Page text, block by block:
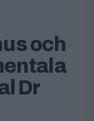
och
Dr